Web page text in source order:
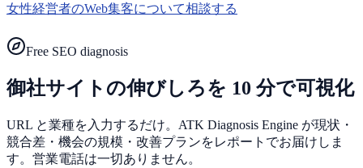
女性経営者のWeb集客について相談する
Free SEO diagnosis
御社サイトの伸びしろを 10 分で可視化
URL と業種を入力するだけ。ATK Diagnosis Engine が現状・
競合差・機会の規模・改善プランをレポートでお届けしま
す。営業電話は一切ありません。